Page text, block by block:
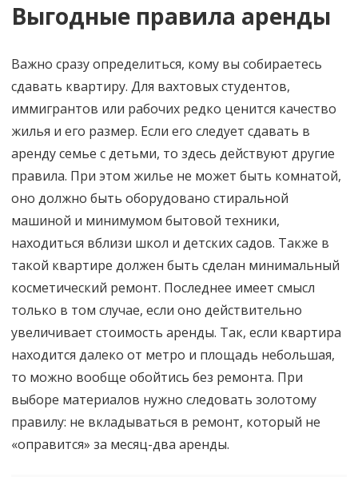
Выгодные правила аренды
Важно сразу определиться, кому вы собираетесь
сдавать квартиру. Для вахтовых студентов,
иммигрантов или рабочих редко ценится качество
жилья и его размер. Если его следует сдавать в
аренду семье с детьми, то здесь действуют другие
правила. При этом жилье не может быть комнатой,
оно должно быть оборудовано стиральной
машиной и минимумом бытовой техники,
находиться вблизи школ и детских садов. Также в
такой квартире должен быть сделан минимальный
косметический ремонт. Последнее имеет смысл
только в том случае, если оно действительно
увеличивает стоимость аренды. Так, если квартира
находится далеко от метро и площадь небольшая,
то можно вообще обойтись без ремонта. При
выборе материалов нужно следовать золотому
правилу: не вкладываться в ремонт, который не
«оправится» за месяц-два аренды.